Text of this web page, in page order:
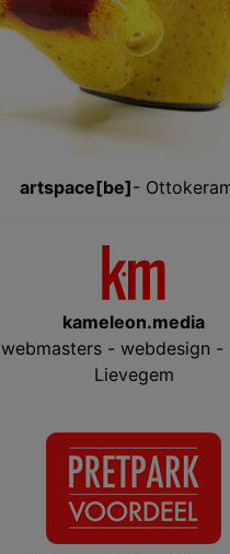
artspace[be]-
kameleon.media
webmasters - webdesign -
Lievegem